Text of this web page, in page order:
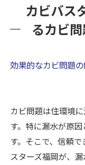
カビバス
るカビ
効果的なカビ問題
カビ問題は住環境
す。特に漏水が原
す。そこで、信頼
スターズ福岡が、